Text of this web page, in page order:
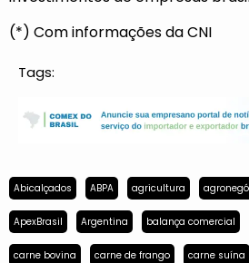
(*) Com informações da CNI
Tags:
Abicalçados ABPA agricultura
ApexBrasil Argentina balança comercial
carne bovina carne de frango carne suína